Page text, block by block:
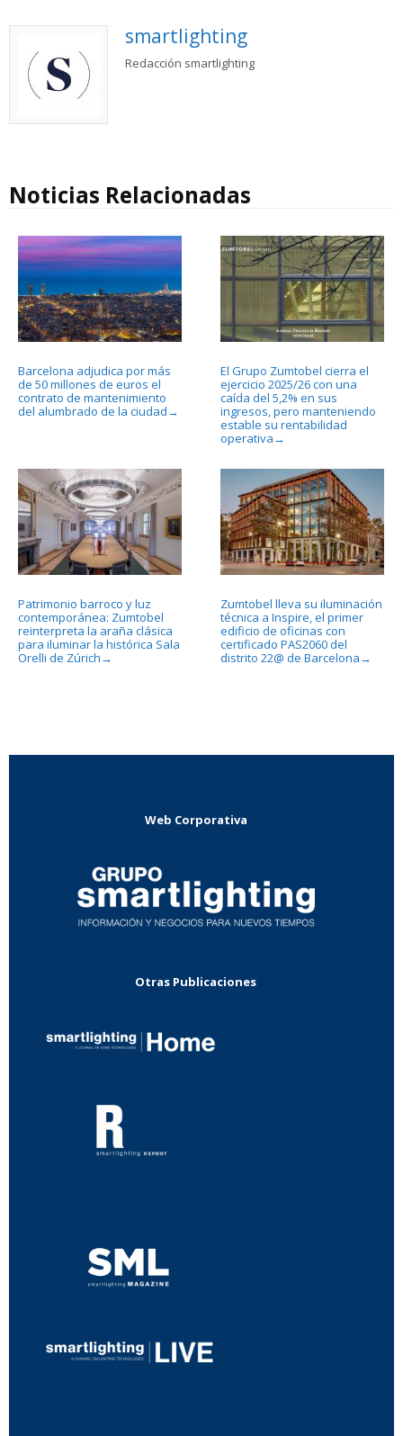
smartlighting
Redacción smartlighting
Noticias Relacionadas
Barcelona adjudica por más
de 50 millones de euros el
contrato de mantenimiento
del alumbrado de la ciudad →
El Grupo Zumtobel cierra el
ejercicio 2025/26 con una
caída del 5,2% en sus
ingresos, pero manteniendo
estable su rentabilidad
operativa →
Patrimonio barroco y luz
contemporánea: Zumtobel
reinterpreta la araña clásica
para iluminar la histórica Sala
Orelli de Zúrich →
Zumtobel lleva su iluminación
técnica a Inspire, el primer
edificio de oficinas con
certificado PAS2060 del
distrito 22@ de Barcelona →
Web Corporativa
Otras Publicaciones